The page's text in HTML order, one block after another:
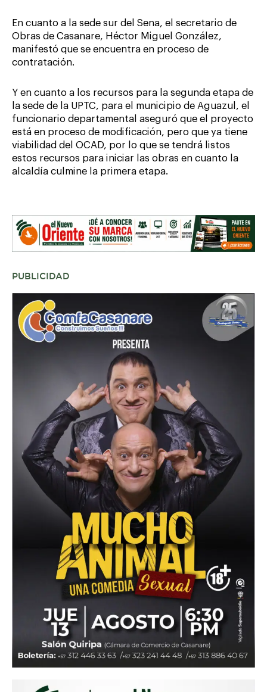
En cuanto a la sede sur del Sena, el secretario de
Obras de Casanare, Héctor Miguel González,
manifestó que se encuentra en proceso de
contratación.
Y en cuanto a los recursos para la segunda etapa de
la sede de la UPTC, para el municipio de Aguazul, el
funcionario departamental aseguró que el proyecto
está en proceso de modificación, pero que ya tiene
viabilidad del OCAD, por lo que se tendrá listos
estos recursos para iniciar las obras en cuanto la
alcaldía culmine la primera etapa.
PUBLICIDAD